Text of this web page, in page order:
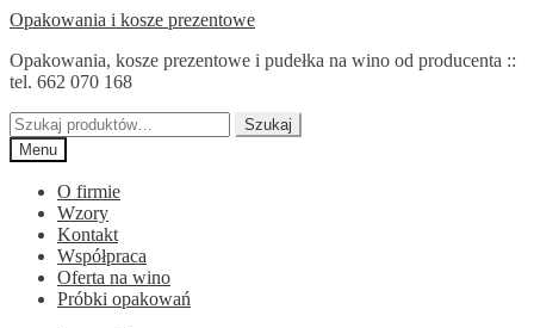
Przejdź
nawigacji
Przejdź
treści
Opakowania i kosze prezentowe
Opakowania, kosze prezentowe i pudełka na wino od producenta ::
tel. 662 070 168
Szukaj:
Szukaj
Menu
O firmie
Wzory
Kontakt
Współpraca
Oferta na wino
Próbki opakowań